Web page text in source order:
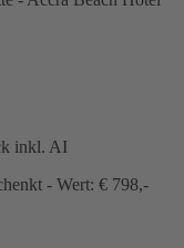
inkl. AI
- Wert: € 798,-